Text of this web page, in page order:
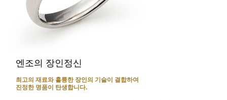
엔조의 장인정신
최고의 재료와 훌륭한 장인의 기술이 결합하여
진정한 명품이 탄생합니다.